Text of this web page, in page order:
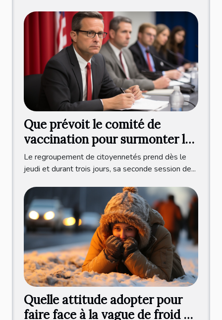
Que prévoit le comité de
vaccination pour surmonter la
crise sanitaire ?
Le regroupement de citoyennetés prend dès le
jeudi et durant trois jours, sa seconde session de...
Quelle attitude adopter pour
faire face à la vague de froid en